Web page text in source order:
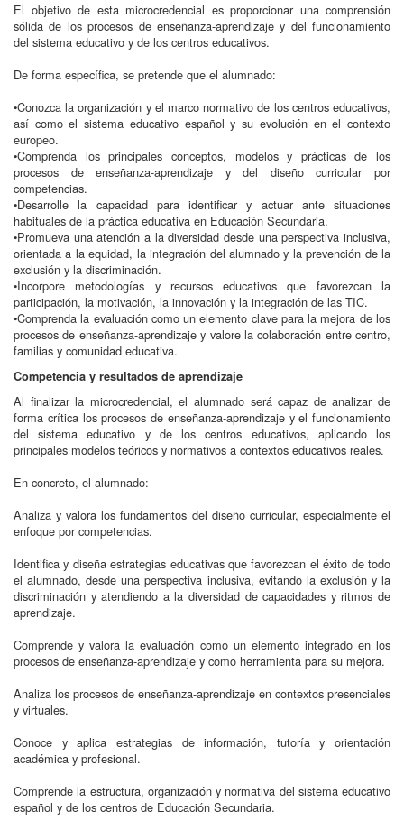
El objetivo de esta microcredencial es proporcionar una comprensión
sólida de los procesos de enseñanza-aprendizaje y del funcionamiento
del sistema educativo y de los centros educativos.
De forma específica, se pretende que el alumnado:
•Conozca la organización y el marco normativo de los centros educativos,
así como el sistema educativo español y su evolución en el contexto
europeo.
•Comprenda los principales conceptos, modelos y prácticas de los
procesos de enseñanza-aprendizaje y del diseño curricular por
competencias.
•Desarrolle la capacidad para identificar y actuar ante situaciones
habituales de la práctica educativa en Educación Secundaria.
•Promueva una atención a la diversidad desde una perspectiva inclusiva,
orientada a la equidad, la integración del alumnado y la prevención de la
exclusión y la discriminación.
•Incorpore metodologías y recursos educativos que favorezcan la
participación, la motivación, la innovación y la integración de las TIC.
•Comprenda la evaluación como un elemento clave para la mejora de los
procesos de enseñanza-aprendizaje y valore la colaboración entre centro,
familias y comunidad educativa.
Competencia y resultados de aprendizaje
Al finalizar la microcredencial, el alumnado será capaz de analizar de
forma crítica los procesos de enseñanza-aprendizaje y el funcionamiento
del sistema educativo y de los centros educativos, aplicando los
principales modelos teóricos y normativos a contextos educativos reales.
En concreto, el alumnado:
Analiza y valora los fundamentos del diseño curricular, especialmente el
enfoque por competencias.
Identifica y diseña estrategias educativas que favorezcan el éxito de todo
el alumnado, desde una perspectiva inclusiva, evitando la exclusión y la
discriminación y atendiendo a la diversidad de capacidades y ritmos de
aprendizaje.
Comprende y valora la evaluación como un elemento integrado en los
procesos de enseñanza-aprendizaje y como herramienta para su mejora.
Analiza los procesos de enseñanza-aprendizaje en contextos presenciales
y virtuales.
Conoce y aplica estrategias de información, tutoría y orientación
académica y profesional.
Comprende la estructura, organización y normativa del sistema educativo
español y de los centros de Educación Secundaria.